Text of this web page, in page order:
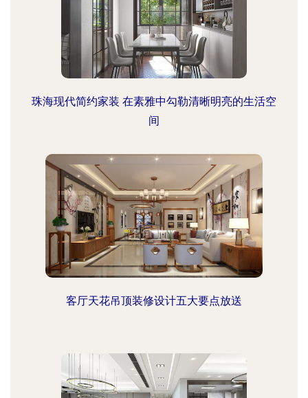
珠海现代简约家装 在素雅中勾勒清晰明亮的生活空
间
客厅天花吊顶装修设计五大要点放送